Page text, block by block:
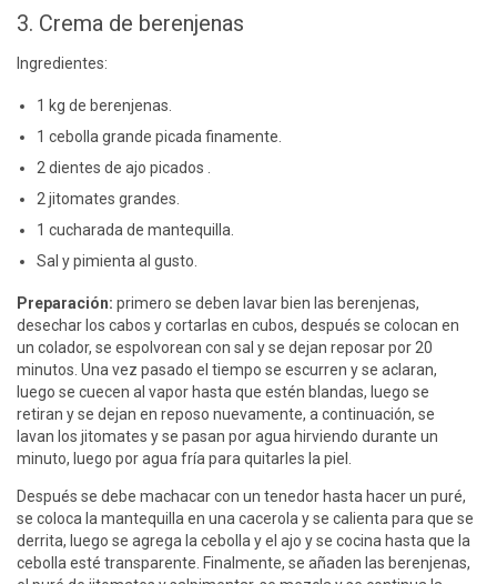
3. Crema de berenjenas
Ingredientes:
1 kg de berenjenas.
1 cebolla grande picada finamente.
2 dientes de ajo picados .
2 jitomates grandes.
1 cucharada de mantequilla.
Sal y pimienta al gusto.
Preparación: primero se deben lavar bien las berenjenas,
desechar los cabos y cortarlas en cubos, después se colocan en
un colador, se espolvorean con sal y se dejan reposar por 20
minutos. Una vez pasado el tiempo se escurren y se aclaran,
luego se cuecen al vapor hasta que estén blandas, luego se
retiran y se dejan en reposo nuevamente, a continuación, se
lavan los jitomates y se pasan por agua hirviendo durante un
minuto, luego por agua fría para quitarles la piel.
Después se debe machacar con un tenedor hasta hacer un puré,
se coloca la mantequilla en una cacerola y se calienta para que se
derrita, luego se agrega la cebolla y el ajo y se cocina hasta que la
cebolla esté transparente. Finalmente, se añaden las berenjenas,